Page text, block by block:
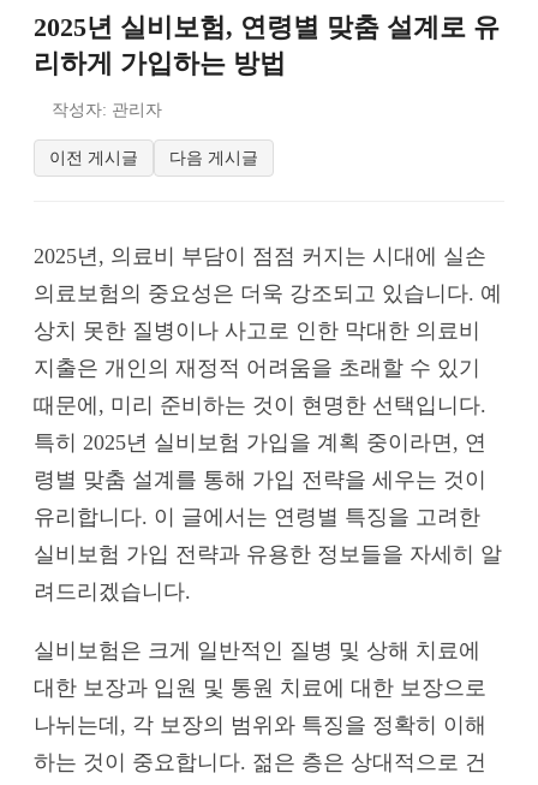
2025년 실비보험, 연령별 맞춤 설계로 유
리하게 가입하는 방법
작성자: 관리자
이전 게시글 다음 게시글
2025년, 의료비 부담이 점점 커지는 시대에 실손
의료보험의 중요성은 더욱 강조되고 있습니다. 예
상치 못한 질병이나 사고로 인한 막대한 의료비
지출은 개인의 재정적 어려움을 초래할 수 있기
때문에, 미리 준비하는 것이 현명한 선택입니다.
특히 2025년 실비보험 가입을 계획 중이라면, 연
령별 맞춤 설계를 통해 가입 전략을 세우는 것이
유리합니다. 이 글에서는 연령별 특징을 고려한
실비보험 가입 전략과 유용한 정보들을 자세히 알
려드리겠습니다.
실비보험은 크게 일반적인 질병 및 상해 치료에
대한 보장과 입원 및 통원 치료에 대한 보장으로
나뉘는데, 각 보장의 범위와 특징을 정확히 이해
하는 것이 중요합니다. 젊은 층은 상대적으로 건